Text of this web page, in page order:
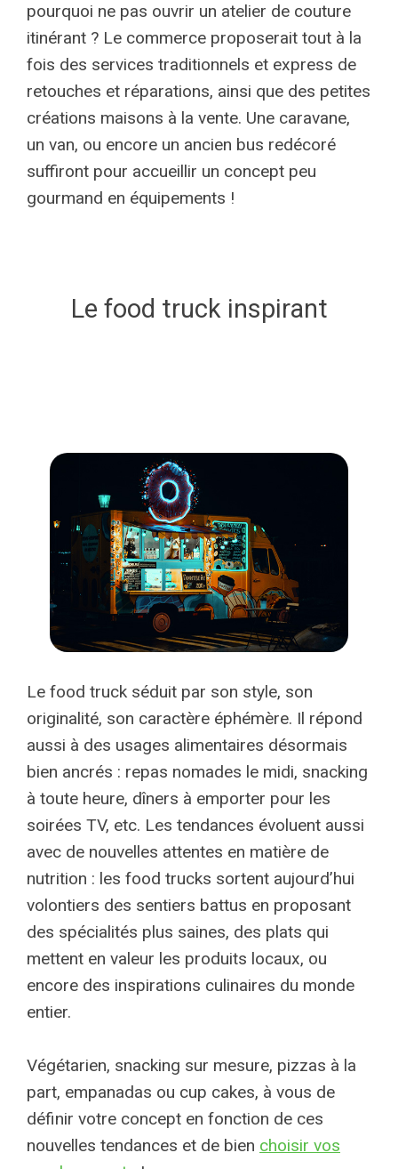
pourquoi ne pas ouvrir un atelier de couture
itinérant ? Le commerce proposerait tout à la
fois des services traditionnels et express de
retouches et réparations, ainsi que des petites
créations maisons à la vente. Une caravane,
un van, ou encore un ancien bus redécoré
suffiront pour accueillir un concept peu
gourmand en équipements !
Le food truck inspirant
Le food truck séduit par son style, son
originalité, son caractère éphémère. Il répond
aussi à des usages alimentaires désormais
bien ancrés : repas nomades le midi, snacking
à toute heure, dîners à emporter pour les
soirées TV, etc. Les tendances évoluent aussi
avec de nouvelles attentes en matière de
nutrition : les food trucks sortent aujourd’hui
volontiers des sentiers battus en proposant
des spécialités plus saines, des plats qui
mettent en valeur les produits locaux, ou
encore des inspirations culinaires du monde
entier.
Végétarien, snacking sur mesure, pizzas à la
part, empanadas ou cup cakes, à vous de
définir votre concept en fonction de ces
nouvelles tendances et de bien choisir vos